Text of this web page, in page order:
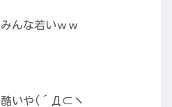
んな若いｗｗ
酷いや(´Д⊂ヽ